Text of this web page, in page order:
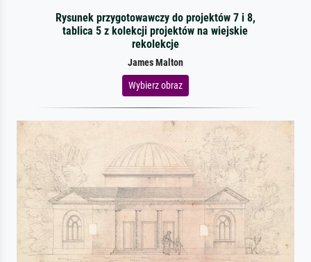
Rysunek przygotowawczy do projektów 7 i 8,
tablica 5 z kolekcji projektów na wiejskie
rekolekcje
James Malton
Wybierz obraz